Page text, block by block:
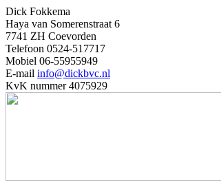
Dick Fokkema
Haya van Somerenstraat 6
7741 ZH Coevorden
Telefoon 0524-517717
Mobiel 06-55955949
E-mail info@dickbvc.nl
KvK nummer 4075929